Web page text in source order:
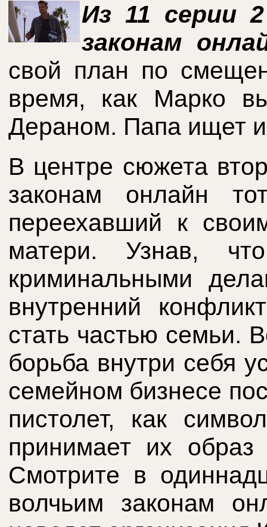
Из 11 серии
законам
свой план по
время, как Марко
Дераном. Папа ищет
В центре сюжета
законам онлайн
переехавший к
матери. Узнав,
криминальными
внутренний
стать частью семьи.
борьба внутри себя
семейном бизнесе
пистолет, как
принимает их образ
Смотрите в
волчьим законам